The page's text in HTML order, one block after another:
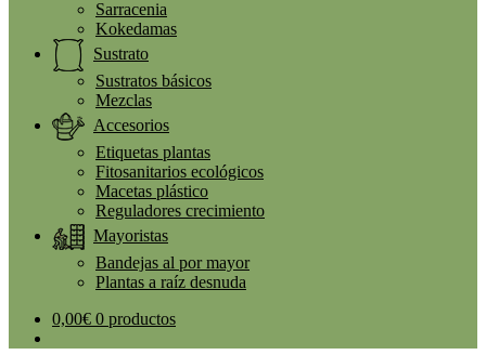
Sarracenia
Kokedamas
Sustrato
Sustratos básicos
Mezclas
Accesorios
Etiquetas plantas
Fitosanitarios ecológicos
Macetas plástico
Reguladores crecimiento
Mayoristas
Bandejas al por mayor
Plantas a raíz desnuda
0,00€ 0 productos